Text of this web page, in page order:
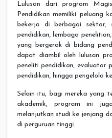
Lulusan dari program
Pendidikan memiliki peluang
bekerja di berbagai sektor,
pendidikan, lembaga
yang bergerak di bidang
dapat diambil oleh lulusan
peneliti pendidikan, evaluator
pendidikan, hingga pengelola
Selain itu, bagi mereka yang
akademik, program ini
melanjutkan studi ke jenjang
di perguruan tinggi.